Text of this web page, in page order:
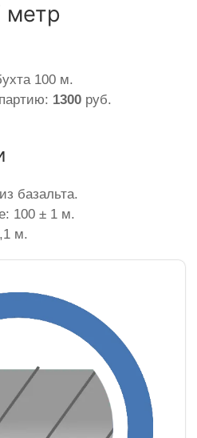
метр
100 м.
1300 руб.
базальта.
100 ± 1 м.
м.